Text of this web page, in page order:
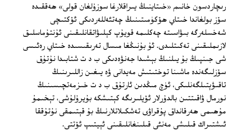
رىچاردسون خانىم «خىتاينىڭ يىراقلارغا سوزۇلغان قولى» ھەققىدە
سۆز بولغاندا خىتاي ھۆكۈمىتىنىڭ چەتئەللەردىكى ئۆكتىچى
شەخسلەرگە بىۋاسىتە چەكلىمە قويۇپ كېلىۋاتقانلىقىنى ئۇنتۇماسلىق
لازىملىقىنى تەكىتلىدى. ئۇ بۇنىڭغا مىسال تەرىقىسىدە خىتاي رەئىسى
شى جىنپىڭ بۇ يىلنىڭ بېشىدا جەنۋەدىكى ب د ت شتابىدا نۇتۇق
سۆزلىگەندە ماشىنا توختىتىش مەيدانى ۋە يىغىن زاللىرىنىڭ
تاقىۋېتىلگەنلىكى، ئۈچ مىڭدىن ئارتۇق ب د ت خىزمەتچىسىنىڭ
نورمال ۋاقىتتىن بالدۇرلار ئۆيلىرىگە كېتىشكە بۇيرۇلۇشى، تېخىمۇ
مۇھىمى ھەرقانداق پۇقراۋى تەشكىلاتلارنىڭ بۇ قېتىمقى نۇتۇققا
ئىشتىراك قىلىشى مەنئى قىلىنغانلىقىنى ئېيتىپ ئۆتتى.